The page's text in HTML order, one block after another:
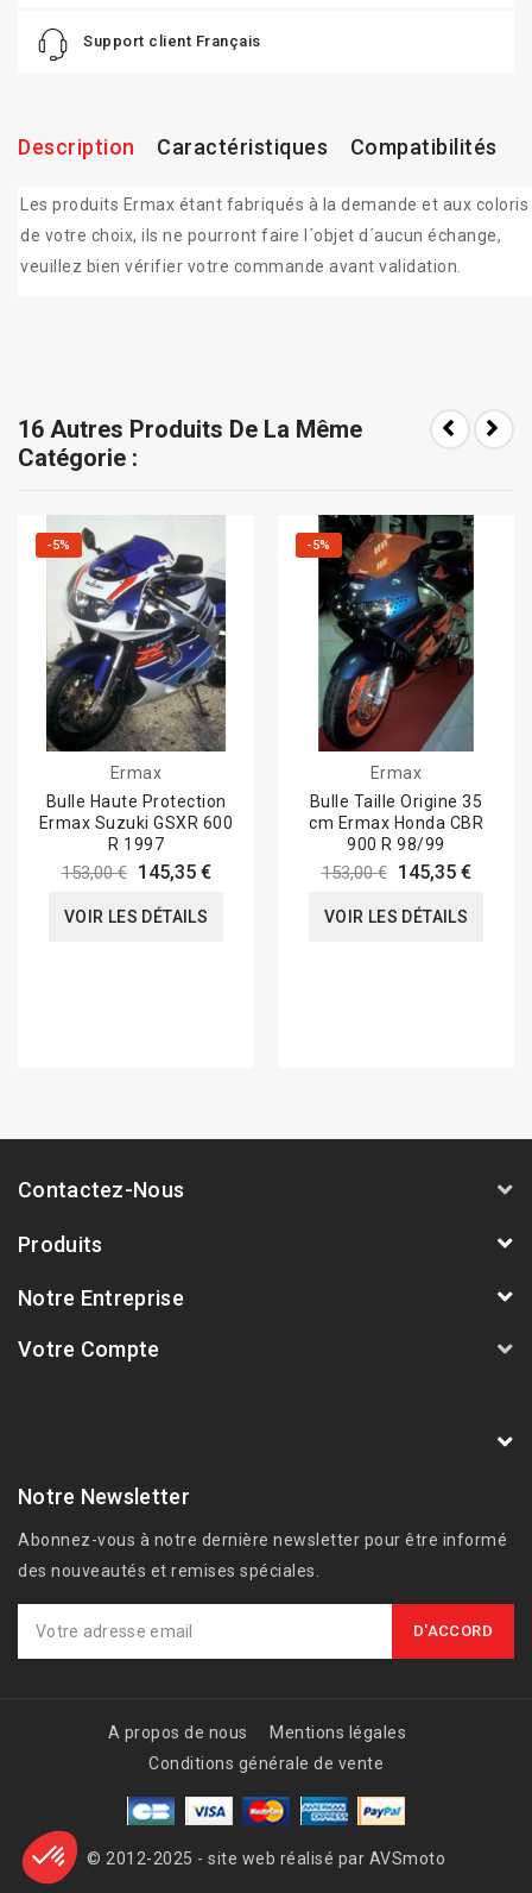
Support client Français
Description Caractéristiques Compatibilités
Les produits Ermax étant fabriqués à la demande et aux coloris
de votre choix, ils ne pourront faire l´objet d´aucun échange,
veuillez bien vérifier votre commande avant validation.
16 Autres Produits De La Même
Catégorie :
-5%
Ermax
Bulle Haute Protection
Ermax Suzuki GSXR 600
R 1997
153,00 € 145,35 €
VOIR LES DÉTAILS
-5%
Ermax
Bulle Taille Origine 35
cm Ermax Honda CBR
900 R 98/99
153,00 € 145,35 €
VOIR LES DÉTAILS
Contactez-Nous
Produits
Notre Entreprise
Votre Compte
Notre Newsletter
Abonnez-vous à notre dernière newsletter pour être informé
des nouveautés et remises spéciales.
A propos de nous
Mentions légales
Conditions générale de vente
© 2012-2025 - site web réalisé par AVSmoto